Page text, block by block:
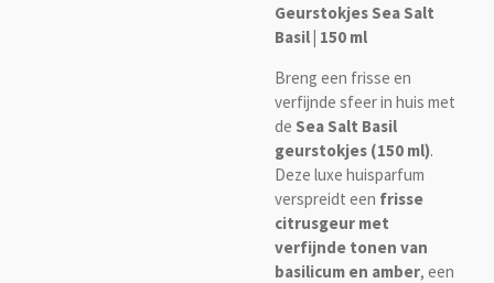
Geurstokjes Sea Salt
Basil | 150 ml
Breng een frisse en
verfijnde sfeer in huis met
de Sea Salt Basil
geurstokjes (150 ml).
Deze luxe huisparfum
verspreidt een frisse
citrusgeur met
verfijnde tonen van
basilicum en amber, een